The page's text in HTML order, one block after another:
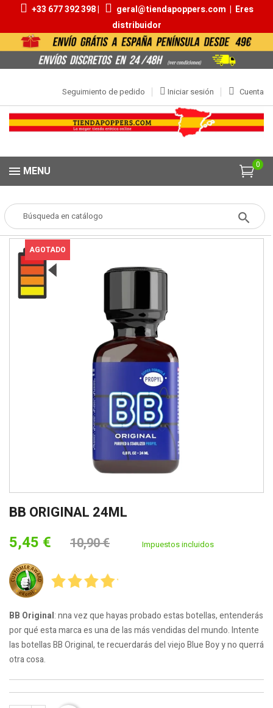
+33 677 392 398 | geral@tiendapoppers.com | Eres
distribuidor
Cuenta
Iniciar sesión
Seguimiento de pedido
0
MENU
Popper POPPERS Aromas 20ml | 30ml
AGOTADO
BB ORIGINAL 24ML
5,45 € 10,90 € Impuestos incluidos
BB Original: nna vez que hayas probado estas botellas, entenderás
por qué esta marca es una de las más vendidas del mundo. Intente
las botellas BB Original, te recuerdarás del viejo Blue Boy y no querrá
otra cosa.